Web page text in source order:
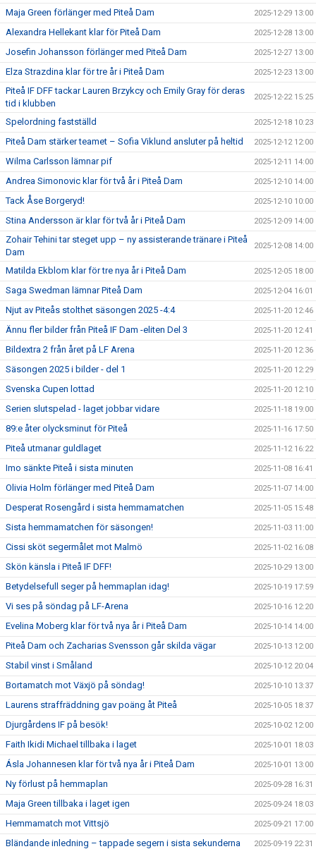
Maja Green förlänger med Piteå Dam 2025-12-29 13:00
Alexandra Hellekant klar för Piteå Dam 2025-12-28 13:00
Josefin Johansson förlänger med Piteå Dam 2025-12-27 13:00
Elza Strazdina klar för tre år i Piteå Dam 2025-12-23 13:00
Piteå IF DFF tackar Lauren Brzykcy och Emily Gray för deras
tid i klubben
2025-12-22 15:25
Spelordning fastställd 2025-12-18 10:23
Piteå Dam stärker teamet – Sofia Viklund ansluter på heltid 2025-12-12 12:00
Wilma Carlsson lämnar pif 2025-12-11 14:00
Andrea Simonovic klar för två år i Piteå Dam 2025-12-10 14:00
Tack Åse Borgeryd! 2025-12-10 10:00
Stina Andersson är klar för två år i Piteå Dam 2025-12-09 14:00
Zohair Tehini tar steget upp – ny assisterande tränare i Piteå
Dam
2025-12-08 14:00
Matilda Ekblom klar för tre nya år i Piteå Dam 2025-12-05 18:00
Saga Swedman lämnar Piteå Dam 2025-12-04 16:01
Njut av Piteås stolthet säsongen 2025 -4:4 2025-11-20 12:46
Ännu fler bilder från Piteå IF Dam -eliten Del 3 2025-11-20 12:41
Bildextra 2 från året på LF Arena 2025-11-20 12:36
Säsongen 2025 i bilder - del 1 2025-11-20 12:29
Svenska Cupen lottad 2025-11-20 12:10
Serien slutspelad - laget jobbar vidare 2025-11-18 19:00
89:e åter olycksminut för Piteå 2025-11-16 17:50
Piteå utmanar guldlaget 2025-11-12 16:22
Imo sänkte Piteå i sista minuten 2025-11-08 16:41
Olivia Holm förlänger med Piteå Dam 2025-11-07 14:00
Desperat Rosengård i sista hemmamatchen 2025-11-05 15:48
Sista hemmamatchen för säsongen! 2025-11-03 11:00
Cissi sköt segermålet mot Malmö 2025-11-02 16:08
Skön känsla i Piteå IF DFF! 2025-10-29 13:00
Betydelsefull seger på hemmaplan idag! 2025-10-19 17:59
Vi ses på söndag på LF-Arena 2025-10-16 12:20
Evelina Moberg klar för två nya år i Piteå Dam 2025-10-14 14:00
Piteå Dam och Zacharias Svensson går skilda vägar 2025-10-13 12:00
Stabil vinst i Småland 2025-10-12 20:04
Bortamatch mot Växjö på söndag! 2025-10-10 13:37
Laurens straffräddning gav poäng åt Piteå 2025-10-05 18:37
Djurgårdens IF på besök! 2025-10-02 12:00
Faith Ikidi Michael tillbaka i laget 2025-10-01 18:03
Ásla Johannesen klar för två nya år i Piteå Dam 2025-10-01 13:00
Ny förlust på hemmaplan 2025-09-28 16:31
Maja Green tillbaka i laget igen 2025-09-24 18:03
Hemmamatch mot Vittsjö 2025-09-21 17:00
Bländande inledning – tappade segern i sista sekunderna 2025-09-19 22:31